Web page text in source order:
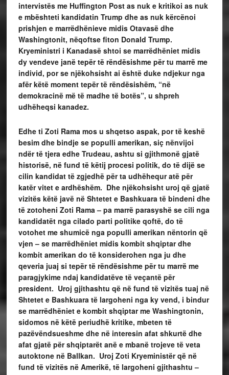
intervistës me Huffington Post as nuk e kritikoi as nuk
e mbështeti kandidatin Trump dhe as nuk kërcënoi
prishjen e marrëdhënieve midis Otavasë dhe
Washingtonit, nëqoftse fiton Donald Trump.
Kryeministri i Kanadasë shtoi se marrëdhëniet midis
dy vendeve janë tepër të rëndësishme për tu marrë me
individ, por se njëkohsisht ai është duke ndjekur nga
afër këtë moment tepër të rëndësishëm, “në
demokracinë më të madhe të botës”, u shpreh
udhëheqsi kanadez.
Edhe ti Zoti Rama mos u shqetso aspak, por të keshë
besim dhe bindje se populli amerikan, siç nënvijoi
ndër të tjera edhe Trudeau, ashtu si gjithmonë gjatë
historisë, në fund të këtij procesi politik, do të dijë se
cilin kandidat të zgjedhë për ta udhëhequr atë për
katër vitet e ardhëshëm. Dhe njëkohsisht uroj që gjatë
vizitës këtë javë në Shtetet e Bashkuara të bindeni dhe
të zotoheni Zoti Rama – pa marrë parasyshë se cili nga
kandidatët nga cilado parti politike qoftë, do të
votohet me shumicë nga populli amerikan nëntorin që
vjen – se marrëdhëniet midis kombit shqiptar dhe
kombit amerikan do të konsiderohen nga ju dhe
qeveria juaj si tepër të rëndësishme për tu marrë me
paragjykime ndaj kandidatëve të veçantë për
president. Uroj gjithashtu që në fund të vizitës tuaj në
Shtetet e Bashkuara të largoheni nga ky vend, i bindur
se marrëdhëniet e kombit shqiptar me Washingtonin,
sidomos në këtë periudhë kritike, mbeten të
pazëvëndsueshme dhe në interesin afat shkurtë dhe
afat gjatë për shqiptarët anë e mbanë trojeve të veta
autoktone në Ballkan. Uroj Zoti Kryeministër që në
fund të vizitës në Amerikë, të largoheni gjithashtu –